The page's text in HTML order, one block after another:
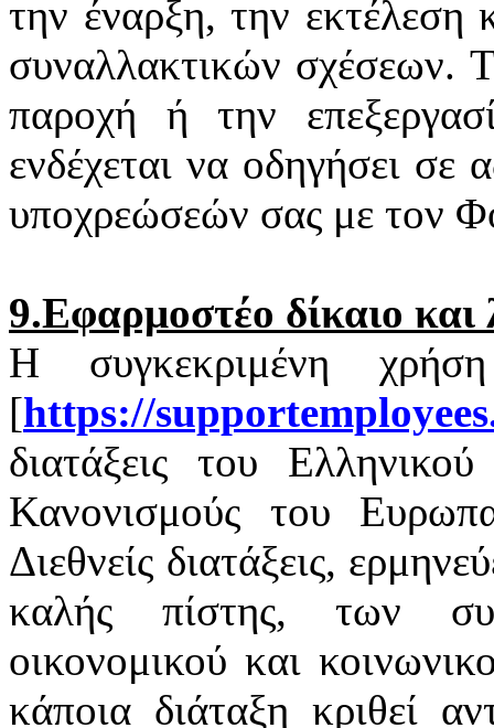
την έναρξη, την εκτέλεση
συναλλακτικών σχέσεων.
παροχή ή την
ενδέχεται να οδηγήσει σε
υποχρεώσεών σας με τον
9.Εφαρμοστέο δίκαιο και
Η συγκεκριμένη
[https://supportemployees
διατάξεις του
Κανονισμούς του
Διεθνείς διατάξεις,
καλής πίστης, των
οικονομικού και
κάποια διάταξη κριθεί